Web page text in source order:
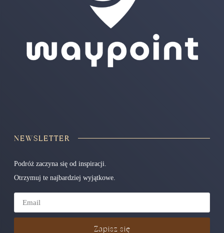
NEWSLETTER
Podróż zaczyna się od inspiracji.
Otrzymuj te najbardziej wyjątkowe.
Zapisz się